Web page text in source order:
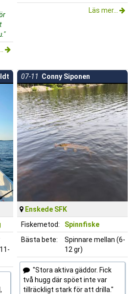
Läs mer...
07-11 Conny Siponen
Enskede SFK
Fiskemetod:
Spinnfiske
Bästa bete:
Spinnare mellan (6-
12 gr)
"Stora aktiva gäddor. Fick
två hugg där spöet inte var
tillräckligt stark för att drilla."